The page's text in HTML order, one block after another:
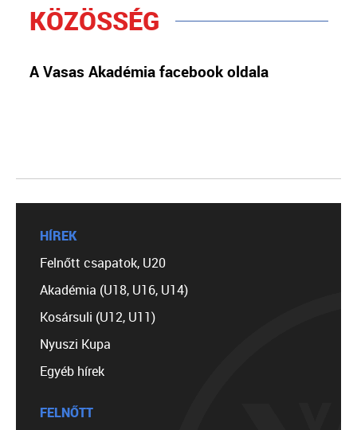
KÖZÖSSÉG
A Vasas Akadémia facebook oldala
HÍREK
Felnőtt csapatok, U20
Akadémia (U18, U16, U14)
Kosársuli (U12, U11)
Nyuszi Kupa
Egyéb hírek
FELNŐTT